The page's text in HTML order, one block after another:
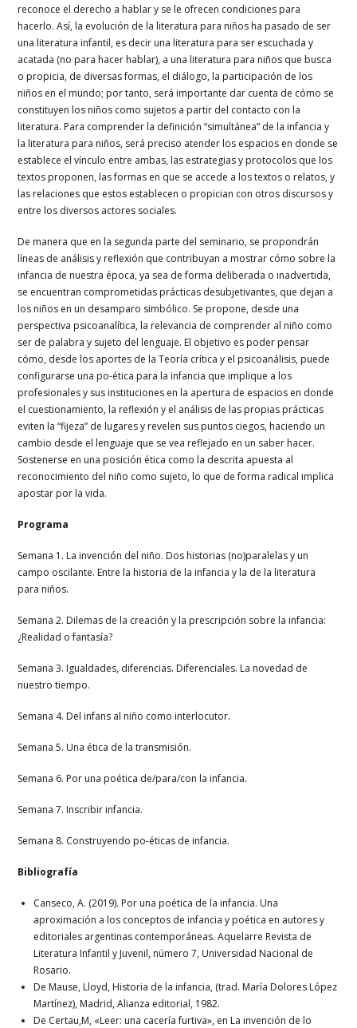
reconoce el derecho a hablar y se le ofrecen condiciones para
hacerlo. Así, la evolución de la literatura para niños ha pasado de ser
una literatura infantil, es decir una literatura para ser escuchada y
acatada (no para hacer hablar), a una literatura para niños que busca
o propicia, de diversas formas, el diálogo, la participación de los
niños en el mundo; por tanto, será importante dar cuenta de cómo se
constituyen los niños como sujetos a partir del contacto con la
literatura. Para comprender la definición “simultánea” de la infancia y
la literatura para niños, será preciso atender los espacios en donde se
establece el vínculo entre ambas, las estrategias y protocolos que los
textos proponen, las formas en que se accede a los textos o relatos, y
las relaciones que estos establecen o propician con otros discursos y
entre los diversos actores sociales.
De manera que en la segunda parte del seminario, se propondrán
líneas de análisis y reflexión que contribuyan a mostrar cómo sobre la
infancia de nuestra época, ya sea de forma deliberada o inadvertida,
se encuentran comprometidas prácticas desubjetivantes, que dejan a
los niños en un desamparo simbólico. Se propone, desde una
perspectiva psicoanalítica, la relevancia de comprender al niño como
ser de palabra y sujeto del lenguaje. El objetivo es poder pensar
cómo, desde los aportes de la Teoría crítica y el psicoanálisis, puede
configurarse una po-ética para la infancia que implique a los
profesionales y sus instituciones en la apertura de espacios en donde
el cuestionamiento, la reflexión y el análisis de las propias prácticas
eviten la “fijeza” de lugares y revelen sus puntos ciegos, haciendo un
cambio desde el lenguaje que se vea reflejado en un saber hacer.
Sostenerse en una posición ética como la descrita apuesta al
reconocimiento del niño como sujeto, lo que de forma radical implica
apostar por la vida.
Programa
Semana 1. La invención del niño. Dos historias (no)paralelas y un
campo oscilante. Entre la historia de la infancia y la de la literatura
para niños.
Semana 2. Dilemas de la creación y la prescripción sobre la infancia:
¿Realidad o fantasía?
Semana 3. Igualdades, diferencias. Diferenciales. La novedad de
nuestro tiempo.
Semana 4. Del infans al niño como interlocutor.
Semana 5. Una ética de la transmisión.
Semana 6. Por una poética de/para/con la infancia.
Semana 7. Inscribir infancia.
Semana 8. Construyendo po-éticas de infancia.
Bibliografía
Canseco, A. (2019). Por una poética de la infancia. Una
aproximación a los conceptos de infancia y poética en autores y
editoriales argentinas contemporáneas. Aquelarre Revista de
Literatura Infantil y Juvenil, número 7, Universidad Nacional de
Rosario.
De Mause, Lloyd, Historia de la infancia, (trad. María Dolores López
Martínez), Madrid, Alianza editorial, 1982.
De Certau,M, «Leer: una cacería furtiva», en La invención de lo